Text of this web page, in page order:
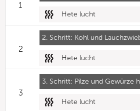
1
Hete lucht
2. Schritt: Kohl und
2
Hete lucht
3. Schritt: Pilze und Gewürze
3
Hete lucht